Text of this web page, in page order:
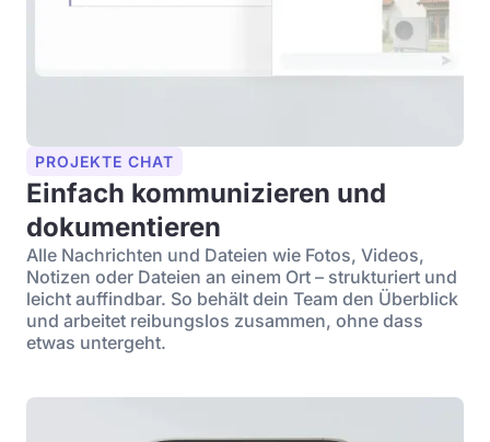
PROJEKTE CHAT
Einfach kommunizieren und
dokumentieren
Alle Nachrichten und Dateien wie Fotos, Videos,
Notizen oder Dateien an einem Ort – strukturiert und
leicht auffindbar. So behält dein Team den Überblick
und arbeitet reibungslos zusammen, ohne dass
etwas untergeht.